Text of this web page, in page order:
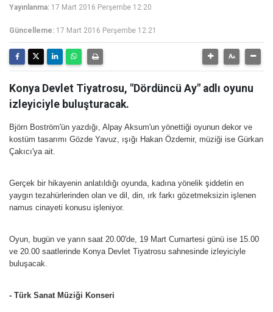
Yayınlanma: 17 Mart 2016 Perşembe 12:20
Güncelleme: 17 Mart 2016 Perşembe 12:21
Konya Devlet Tiyatrosu, "Dördüncü Ay" adlı oyunu
izleyiciyle buluşturacak.
Björn Boström'ün yazdığı, Alpay Aksum'un yönettiği oyunun dekor ve
kostüm tasarımı Gözde Yavuz, ışığı Hakan Özdemir, müziği ise Gürkan
Çakıcı'ya ait.
Gerçek bir hikayenin anlatıldığı oyunda, kadına yönelik şiddetin en
yaygın tezahürlerinden olan ve dil, din, ırk farkı gözetmeksizin işlenen
namus cinayeti konusu işleniyor.
Oyun, bugün ve yarın saat 20.00'de, 19 Mart Cumartesi günü ise 15.00
ve 20.00 saatlerinde Konya Devlet Tiyatrosu sahnesinde izleyiciyle
buluşacak.
- Türk Sanat Müziği Konseri